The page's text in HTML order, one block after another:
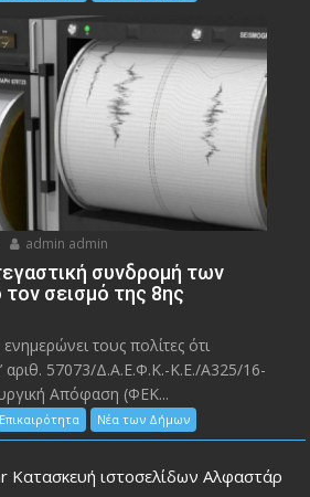
admin admin
συνδρομή των
σεισμό της 8ης
τους πολίτες ότι
αριθ. 57073/Δ.Α.Ε.Φ.Κ.-Κ.Ε./Α325/16-
Απόφαση (ΦΕΚ...
Επικαιρότητα Νέα των Δήμων
Κατασκευή ιστοσελίδων Αλφαστάρ